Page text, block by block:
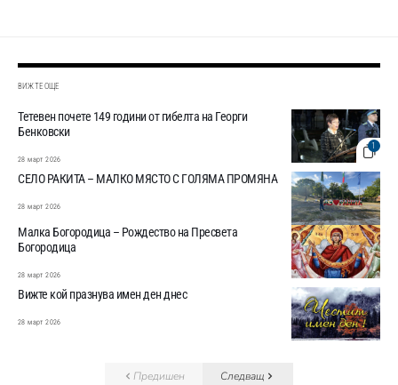
ВИЖТЕ ОЩЕ
1
Тетевен почете 149 години от гибелта на Георги
Бенковски
28 март 2026
СЕЛО РАКИТА – МАЛКО МЯСТО С ГОЛЯМА ПРОМЯНА
28 март 2026
Малка Богородица – Рождество на Пресвета
Богородица
28 март 2026
Вижте кой празнува имен ден днес
28 март 2026
Предишен Следващ